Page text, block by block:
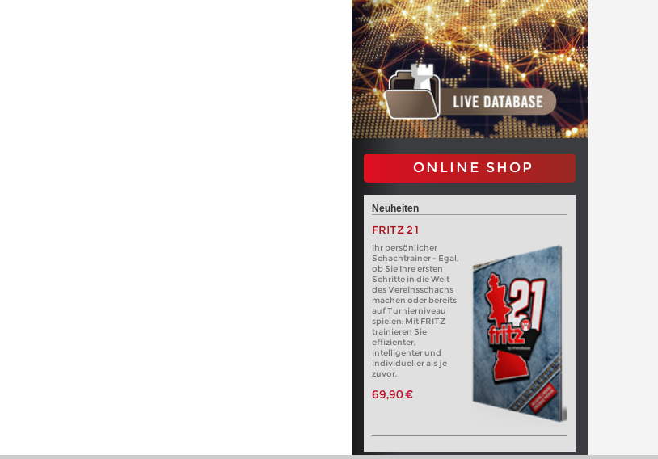
ONLINE SHOP
Neuheiten
FRITZ 21
Ihr persönlicher
Schachtrainer - Egal,
ob Sie Ihre ersten
Schritte in die Welt
des Vereinsschachs
machen oder bereits
auf Turnierniveau
spielen: Mit FRITZ
trainieren Sie
effizienter,
intelligenter und
individueller als je
zuvor.
69,90 €